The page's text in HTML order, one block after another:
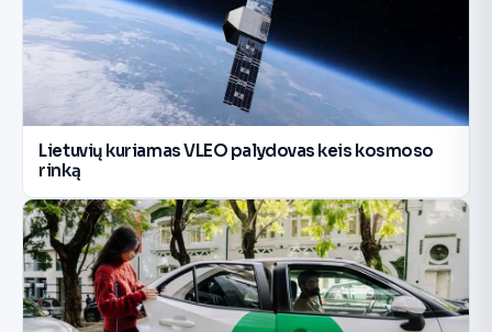
Lietuvių kuriamas VLEO palydovas keis kosmoso
rinką